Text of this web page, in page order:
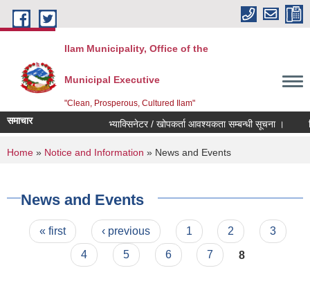
Skip to main content
Ilam Municipality, Office of the
Municipal Executive
"Clean, Prosperous, Cultured Ilam"
समाचार भ्याक्सिनेटर / खोपकर्ता आवश्यकता सम्बन्धी सूचना ।
You are here
Home » Notice and Information » News and Events
News and Events
Pages
« first ‹ previous 1 2
3
4
5 6 7 8